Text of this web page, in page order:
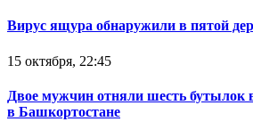
Вирус ящура обнаружили в пятой
15 октября, 22:45
Двое мужчин отняли шесть бутылок
в Башкортостане